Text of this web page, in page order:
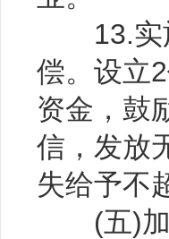
13.实施
偿。设立
资金，鼓
信，发放
失给予不
(五)加